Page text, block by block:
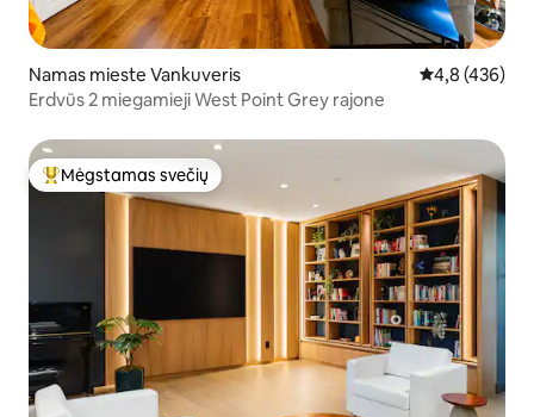
Namas mieste Vankuveris Vidutinis
4,8 (436)
Erdvūs 2 miegamieji West Point Grey rajone
Svečių mėgstamiausias
Mėgstamas svečių